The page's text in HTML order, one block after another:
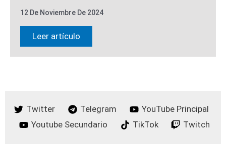
12 De Noviembre De 2024
Leer artículo
Twitter Telegram
YouTube Principal
Youtube Secundario
TikTok Twitch